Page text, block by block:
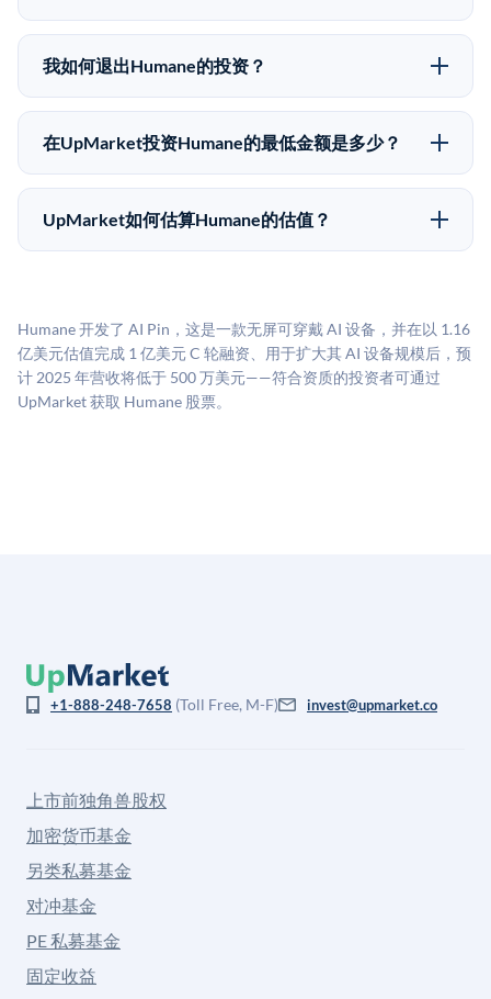
好可能全部损失的准备。私有公司的估值在融资轮次之
间可能大幅波动。投资者应在投资前咨询其财务顾问并
在Pre-IPO交易中，合格投资者通过二级市场平台从现有
股东（如员工、早期投资者或其他持有人）处购买股
为FINRA注册的经纪交易商促成这些交易，代表双方处
理合规、文件和结算事宜。
我如何退出Humane的投资？
Pre-IPO持股主要有两种退出途径：在二级市场将股份出
售给其他买家，或持有直到公司完成IPO或被收购。两
市场条件。任何退出的时间都是不可预测的，投资者应
做好多年持有的准备。
在UpMarket投资Humane的最低金额是多少？
UpMarket上大多数Pre-IPO产品的最低投资金额为
50,000美元。具体金额可能因产品和股份供应情况而有
UpMarket如何估算Humane的估值？
司可比倍数应用私有公司折扣，以反映流动性不足和信
息不对称。此估值不构成投资建议，可能与实际交易价
格存在重大差异。
Humane 开发了 AI Pin，这是一款无屏可穿戴 AI 设备，并在以 1.16
亿美元估值完成 1 亿美元 C 轮融资、用于扩大其 AI 设备规模后，预
计 2025 年营收将低于 500 万美元——符合资质的投资者可通过
UpMarket 获取 Humane 股票。
+1-888-248-7658 (Toll Free, M-F) invest@upmarket.co
上市前独角兽股权
加密货币基金
另类私募基金
对冲基金
PE 私募基金
固定收益